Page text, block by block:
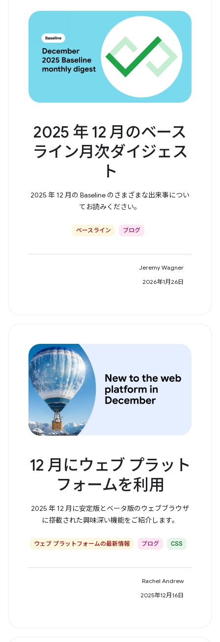
2025 年 12 月のベース
ライン月次ダイジェス
ト
2025 年 12 月の Baseline のさまざまな出来事につい
てお読みください。
ベースライン ブログ
Jeremy Wagner
2026年1月26日
12 月にウェブ プラット
フォームを利用
2025 年 12 月に安定版とベータ版のウェブブラウザ
に搭載された興味深い機能をご紹介します。
ウェブ プラットフォームの最新情報 ブログ CSS
Rachel Andrew
2025年12月16日